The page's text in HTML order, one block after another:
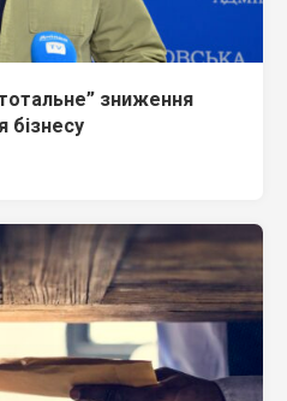
зниження
бізнесу